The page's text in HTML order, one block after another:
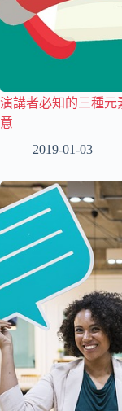
演講者必知的三種元
意
2019-01-03